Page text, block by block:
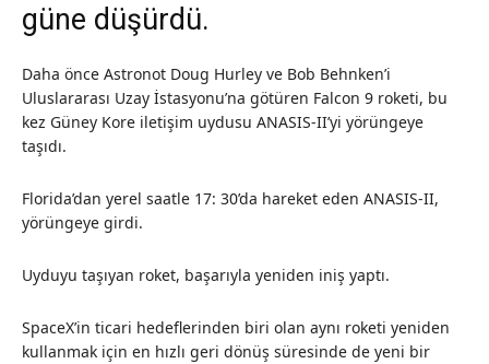
güne düşürdü.
Daha önce Astronot Doug Hurley ve Bob Behnken’i
Uluslararası Uzay İstasyonu’na götüren Falcon 9 roketi, bu
kez Güney Kore iletişim uydusu ANASIS-II’yi yörüngeye
taşıdı.
Florida’dan yerel saatle 17: 30’da hareket eden ANASIS-II,
yörüngeye girdi.
Uyduyu taşıyan roket, başarıyla yeniden iniş yaptı.
SpaceX’in ticari hedeflerinden biri olan aynı roketi yeniden
kullanmak için en hızlı geri dönüş süresinde de yeni bir